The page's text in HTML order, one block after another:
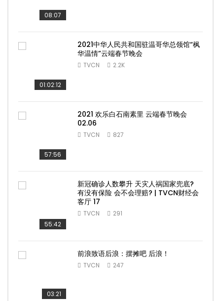
08:07
01:02:12
2021中华人民共和国驻温哥华总领馆“枫
华温情”云端春节晚会
TVCN 2.2K
57:56
2021 欢乐白石南素里 云端春节晚会
02.06
TVCN 827
55:42
新冠确诊人数攀升 天灾人祸国家兜底?
有没有保险 会不会理赔? | TVCN财经会
客厅 17
TVCN 291
03:21
前浪致语后浪：摆摊吧 后浪！
TVCN 247